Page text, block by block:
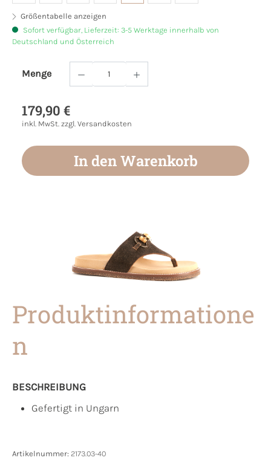
Größentabelle anzeigen
Sofort verfügbar, Lieferzeit: 3-5 Werktage innerhalb von
Deutschland und Österreich
Menge
Produkt Anzahl: Gib den gewünschten
179,90 €
inkl. MwSt. zzgl. Versandkosten
In den Warenkorb
Produktinformatione
n
BESCHREIBUNG
Gefertigt in Ungarn
Artikelnummer: 2173.03-40